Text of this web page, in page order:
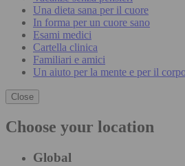
Una dieta sana per il cuore
In forma per un cuore sano
Esami medici
Cartella clinica
Familiari e amici
Un aiuto per la mente e per il
Close
Choose your location
Global